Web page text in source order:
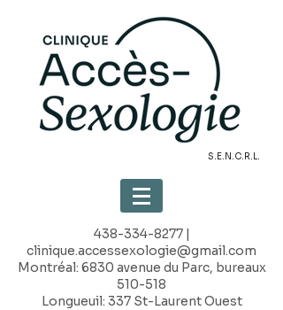
S.E.N.C.R.L.
438-334-8277|
clinique.accessexologie@gmail.com
Montréal: 6830 avenue du Parc, bureaux
510-518
Longueuil: 337 St-Laurent Ouest